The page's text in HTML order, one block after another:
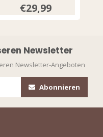
€29,99
Newsletter
Newsletter-Angeboten
Abonnieren